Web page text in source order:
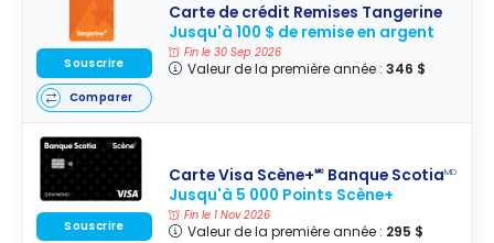
Carte de crédit Remises Tangerine
Jusqu'à 100 $ de remise en argent
Fin le 30 Sep 2026
Valeur de la première année : 346 $
Souscrire
Comparer
Carte Visa Scène+🅪 Banque ScotiaMD
Jusqu'à 5 000 Points Scène+
Fin le 1 Nov 2026
Valeur de la première année : 295 $
Souscrire